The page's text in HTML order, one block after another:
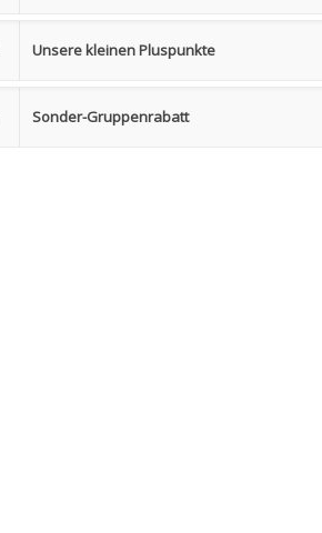
Unsere kleinen Pluspunkte
Sonder-Gruppenrabatt